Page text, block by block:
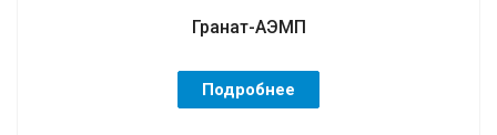
Гранат-АЭМП
Подробнее